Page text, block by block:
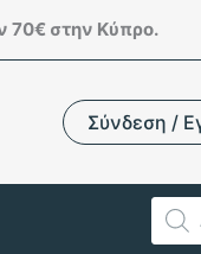
70€ στην Κύπρο.
Σύνδεση /